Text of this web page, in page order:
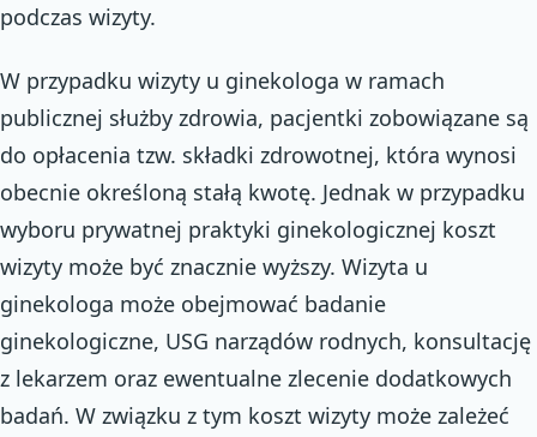
podczas wizyty.
W przypadku wizyty u ginekologa w ramach
publicznej służby zdrowia, pacjentki zobowiązane są
do opłacenia tzw. składki zdrowotnej, która wynosi
obecnie określoną stałą kwotę. Jednak w przypadku
wyboru prywatnej praktyki ginekologicznej koszt
wizyty może być znacznie wyższy. Wizyta u
ginekologa może obejmować badanie
ginekologiczne, USG narządów rodnych, konsultację
z lekarzem oraz ewentualne zlecenie dodatkowych
badań. W związku z tym koszt wizyty może zależeć